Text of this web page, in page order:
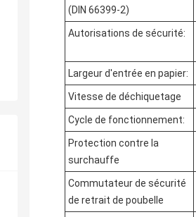
(DIN 66399-2)
Autorisations de sécurité:
Largeur d'entrée en papier:
Vitesse de déchiquetage
Cycle de fonctionnement:
Protection contre la
surchauffe
Commutateur de sécurité
de retrait de poubelle